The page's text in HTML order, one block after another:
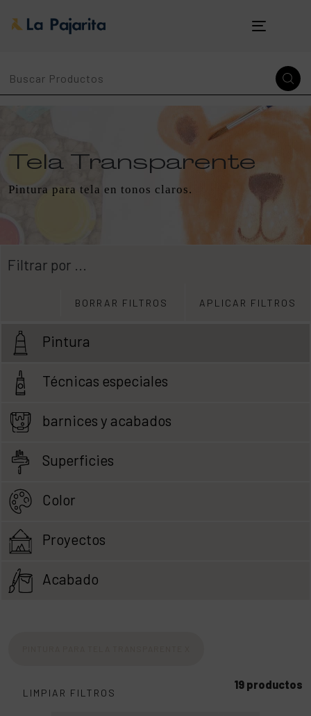
Tela Transparente
Pintura para tela en tonos claros.
Filtrar por ...
BORRAR FILTROS APLICAR FILTROS
Pintura
Técnicas especiales
barnices y acabados
Superficies
Color
Proyectos
Acabado
LIMPIAR FILTROS
19 productos